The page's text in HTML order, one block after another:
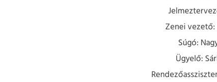
Zenei
Súgó:
Ügyelő: